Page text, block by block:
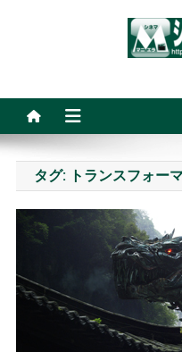
タグ: トランスフォー